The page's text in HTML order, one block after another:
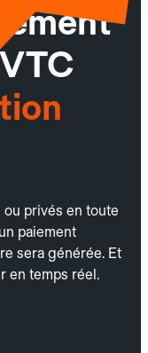
privés en toute
paiement
sera générée. Et
en temps réel.